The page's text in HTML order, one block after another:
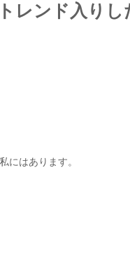
レンド入りし
にはあります。